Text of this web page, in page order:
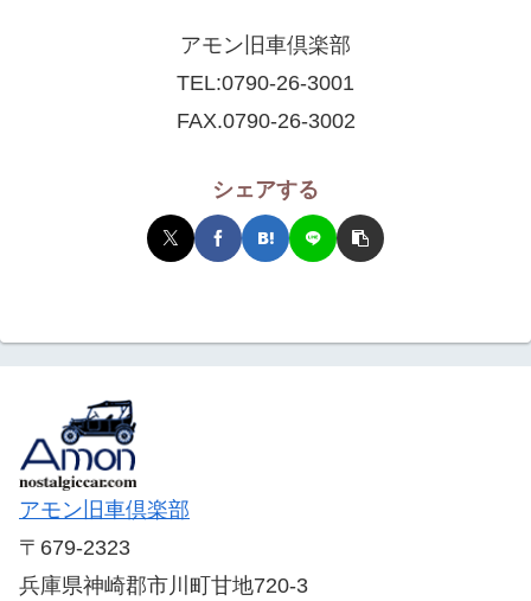
アモン旧車倶楽部
TEL:0790-26-3001
FAX.0790-26-3002
シェアする
アモン旧車倶楽部
〒679-2323
兵庫県神崎郡市川町甘地720-3